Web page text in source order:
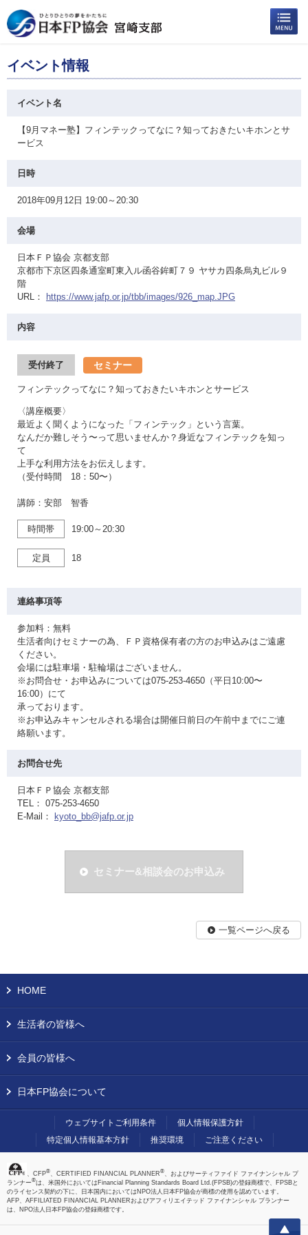
イベント情報
イベント名
【9月マネー塾】フィンテックってなに？知っておきたいキホンとサ
ービス
日時
2018年09月12日 19:00～20:30
会場
日本ＦＰ協会 京都支部
京都市下京区四条通室町東入ル函谷鉾町７９ ヤサカ四条烏丸ビル９
階
URL：
https://www.jafp.or.jp/tbb/images/926_map.JPG
内容
受付終了 セミナー
フィンテックってなに？知っておきたいキホンとサービス
〈講座概要〉
最近よく聞くようになった「フィンテック」という言葉。
なんだか難しそう〜って思いませんか？身近なフィンテックを知っ
て
上手な利用方法をお伝えします。
（受付時間 18：50〜）
講師：安部 智香
時間帯 19:00～20:30
定員 18
連絡事項等
参加料：無料
生活者向けセミナーの為、ＦＰ資格保有者の方のお申込みはご遠慮
ください。
会場には駐車場・駐輪場はございません。
※お問合せ・お申込みについては075-253-4650（平日10:00〜
16:00）にて
承っております。
※お申込みキャンセルされる場合は開催日前日の午前中までにご連
絡願います。
お問合せ先
日本ＦＰ協会 京都支部
TEL： 075-253-4650
E-Mail：
kyoto_bb@jafp.or.jp
セミナー&相談会のお申込み
一覧ページへ戻る
上へ
HOME
生活者の皆様へ
会員の皆様へ
日本FP協会について
ウェブサイトご利用条件
個人情報保護方針
特定個人情報基本方針
推奨環境 ご注意ください
、CFP®、CERTIFIED FINANCIAL PLANNER®、およびサーティファイド ファイナンシャル プ
ランナー®は、米国外においてはFinancial Planning Standards Board Ltd.(FPSB)の登録商標で、FPSBと
のライセンス契約の下に、日本国内においてはNPO法人日本FP協会が商標の使用を認めています。
AFP、AFFILIATED FINANCIAL PLANNERおよびアフィリエイテッド ファイナンシャル プランナー
は、NPO法人日本FP協会の登録商標です。